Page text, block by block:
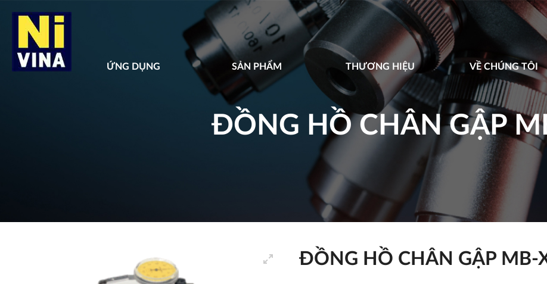
ỨNG DỤNG SẢN PHẨM THƯƠNG HIỆU VỀ CHÚNG TÔI
ĐỒNG HỒ CHÂN GẬP
ĐỒNG HỒ CHÂN GẬP MB-